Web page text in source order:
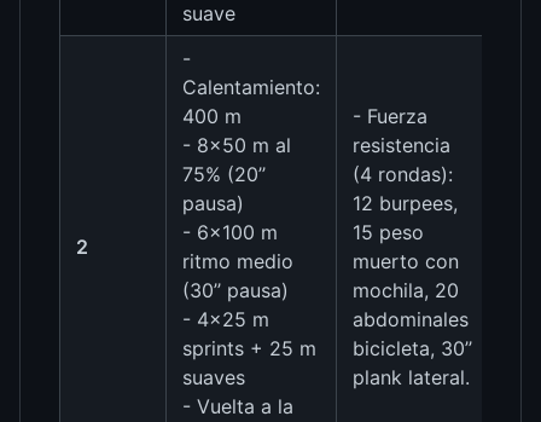
suave
2
-
Calentamiento:
400 m
- 8×50 m al
75% (20’’
pausa)
- 6×100 m
ritmo medio
(30’’ pausa)
- 4×25 m
sprints + 25 m
suaves
- Vuelta a la
- Fuerza
resistencia
(4 rondas):
12 burpees,
15 peso
muerto con
mochila, 20
abdominales
bicicleta, 30’’
plank lateral.